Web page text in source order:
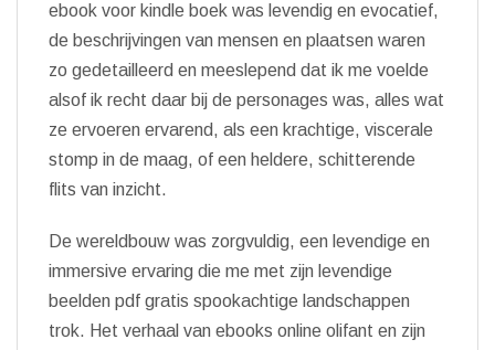
ebook voor kindle boek was levendig en evocatief,
de beschrijvingen van mensen en plaatsen waren
zo gedetailleerd en meeslepend dat ik me voelde
alsof ik recht daar bij de personages was, alles wat
ze ervoeren ervarend, als een krachtige, viscerale
stomp in de maag, of een heldere, schitterende
flits van inzicht.
De wereldbouw was zorgvuldig, een levendige en
immersive ervaring die me met zijn levendige
beelden pdf gratis spookachtige landschappen
trok. Het verhaal van ebooks online olifant en zijn